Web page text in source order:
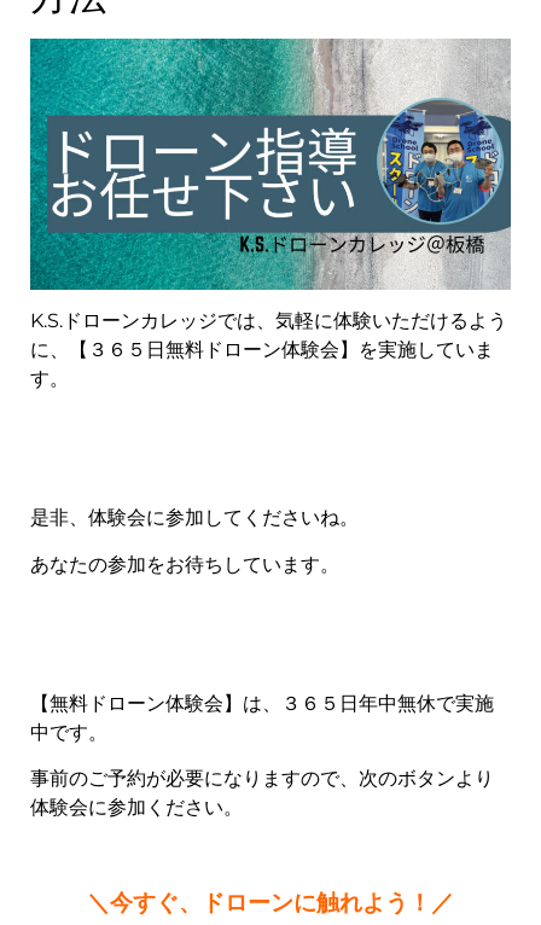
K.S.ドローンカレッジでは、気軽に体験いただけるよう
に、【３６５日無料ドローン体験会】を実施していま
す。
是非、体験会に参加してくださいね。
あなたの参加をお待ちしています。
【無料ドローン体験会】は、３６５日年中無休で実施
中です。
事前のご予約が必要になりますので、次のボタンより
体験会に参加ください。
＼今すぐ、ドローンに触れよう！／